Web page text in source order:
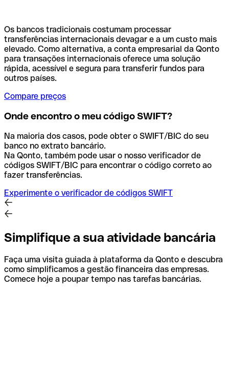
Os bancos tradicionais costumam processar
transferências internacionais devagar e a um custo mais
elevado. Como alternativa, a conta empresarial da Qonto
para transações internacionais oferece uma solução
rápida, acessível e segura para transferir fundos para
outros países.
Compare preços
Onde encontro o meu código SWIFT?
Na maioria dos casos, pode obter o SWIFT/BIC do seu
banco no extrato bancário.
Na Qonto, também pode usar o nosso verificador de
códigos SWIFT/BIC para encontrar o código correto ao
fazer transferências.
Experimente o verificador de códigos SWIFT
Simplifique a sua atividade bancária
Faça uma visita guiada à plataforma da Qonto e descubra
como simplificamos a gestão financeira das empresas.
Comece hoje a poupar tempo nas tarefas bancárias.